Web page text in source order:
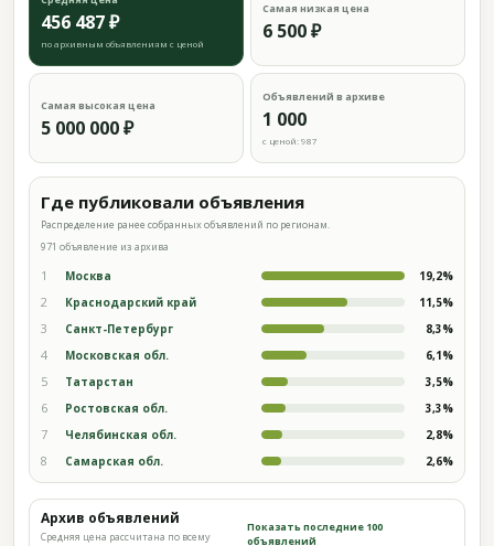
456 487 ₽
по архивным объявлениям с ценой
Самая низкая цена
6 500 ₽
Самая высокая цена
5 000 000 ₽
Объявлений в архиве
1 000
с ценой: 987
Где публиковали объявления
Распределение ранее собранных объявлений по регионам.
971 объявление из архива
1 Москва 19,2%
2 Краснодарский край 11,5%
3 Санкт-Петербург 8,3%
4 Московская обл. 6,1%
5 Татарстан 3,5%
6 Ростовская обл. 3,3%
7 Челябинская обл. 2,8%
8 Самарская обл. 2,6%
Архив объявлений
Средняя цена рассчитана по всему
Показать последние 100
объявлений